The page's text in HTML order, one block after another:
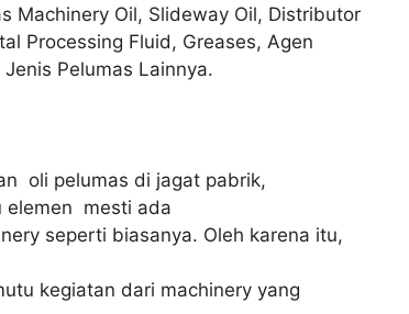
Machinery Oil, Slideway Oil, Distributor
Processing Fluid, Greases, Agen
Pelumas Lainnya.
oli pelumas di jagat pabrik,
elemen mesti ada
seperti biasanya. Oleh karena itu,
kegiatan dari machinery yang